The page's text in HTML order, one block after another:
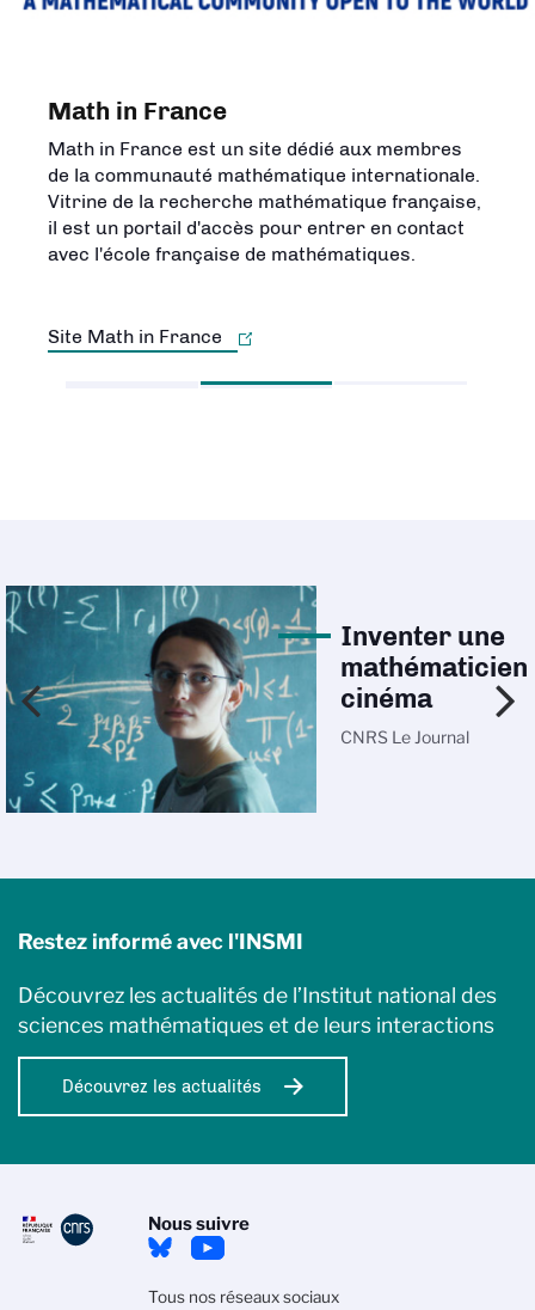
Math in France
Math in France est un site dédié aux membres
de la communauté mathématique internationale.
Vitrine de la recherche mathématique française,
il est un portail d'accès pour entrer en contact
avec l'école française de mathématiques.
Site Math in France
Inventer une
cinéma
CNRS Le Journal
Restez informé avec l'INSMI
Découvrez les actualités de l’Institut national des
sciences mathématiques et de leurs interactions
Découvrez les actualités
Nous suivre
Tous nos réseaux sociaux